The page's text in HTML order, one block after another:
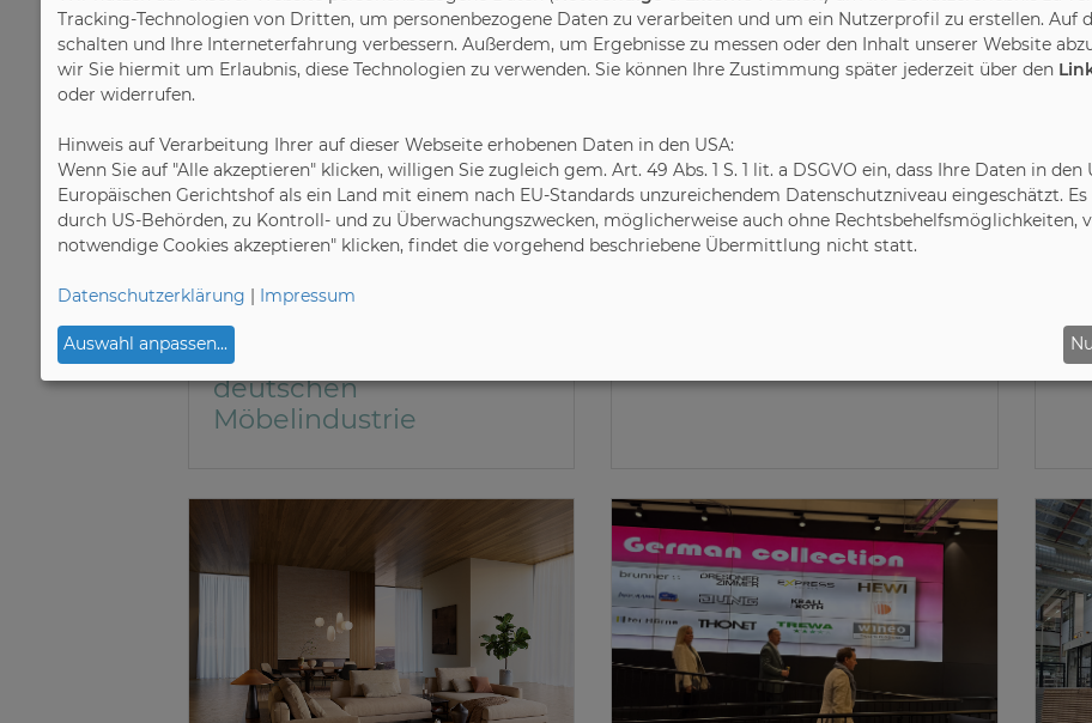
19.06.2026
(VDM/VHK)
Nordrhein-Westfalen
bleibt Schwerpunkt der
deutschen
Möbelindustrie
19.06.2026
Tracking-Technologien von Dritten, um personenbezogene Daten zu verarbeiten und um ein Nutzerprofil zu erstellen. Auf
schalten und Ihre Interneterfahrung verbessern. Außerdem, um Ergebnisse zu messen oder den Inhalt unserer Website
wir Sie hiermit um Erlaubnis, diese Technologien zu verwenden. Sie können Ihre Zustimmung später jederzeit über den
oder widerrufen.
Hinweis auf Verarbeitung Ihrer auf dieser Webseite erhobenen Daten in den USA:
Wenn Sie auf "Alle akzeptieren" klicken, willigen Sie zugleich gem. Art. 49 Abs. 1 S. 1 lit. a DSGVO ein, dass Ihre Daten in
Europäischen Gerichtshof als ein Land mit einem nach EU-Standards unzureichendem Datenschutzniveau eingeschätzt.
durch US-Behörden, zu Kontroll- und zu Überwachungszwecken, möglicherweise auch ohne Rechtsbehelfsmöglichkeiten,
notwendige Cookies akzeptieren" klicken, findet die vorgehend beschriebene Übermittlung nicht statt.
Datenschutzerklärung | Impressum
Auswahl anpassen...